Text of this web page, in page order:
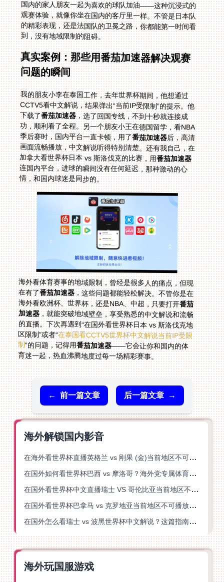
到，没有地域限制的阻碍。
真实案例：那些用番茄加速器解决观赛
问题的瞬间
我的朋友小李在泰国工作，去年世界杯期间，他想通过
CCTV5看中文解说，结果弹出“当前IP受限制”的提示。他
下载了番茄加速器，选了回国专线，不到十秒就连接成
功，顺利看了全程。另一个朋友小王在德国留学，看NBA
季后赛时，国内平台一直卡顿，用了番茄加速器后，高清
画面流畅播放，中文解说听得特别清楚。还有我自己，在
加拿大看世界杯日本 vs 斯洛伐克的比赛，用番茄加速器
连国内平台，进球的瞬间没有任何延迟，那种激动的心
情，和国内球迷是同步的。
海外看体育赛事的地域限制，曾经是很多人的痛点，但现
在有了番茄加速器，这些问题都能轻松解决。不管你是在
海外看欧洲杯、世界杯，还是NBA、中超，只要打开番茄
加速器，就能突破地域壁垒，享受熟悉的中文解说和流畅
的直播。下次再遇到“在国外看世界杯日本 vs 斯洛伐克地
区限制”或者“在泰国看CCTV5世界杯中文解说当前IP受限
制”的问题，记得用番茄加速器——它会让你和国内的体
育迷一起，热血沸腾地度过每一场精彩赛事。
← 前一篇文章 后一篇文章 →
海外解锁国内影音
在海外看世界杯直播英格兰 vs 刚果 (金)当前地区不可播放？这篇指南帮你突破所有限制
在国外如何看世界杯巴西 vs 摩洛哥？海外党专属体育观赛指南来了
在国外看世界杯中文直播瑞士 VS 哥伦比亚当前地区不可播放？这篇指南帮你搞定
在国外看世界杯巴拿马 vs 克罗地亚当前地区不可播放？这篇指南帮你轻松解决海外体育直播难题
在国外怎么看瑞士 vs 波黑世界杯中文解说？这篇指南帮你搞定所有地区限制问题
海外玩国服游戏